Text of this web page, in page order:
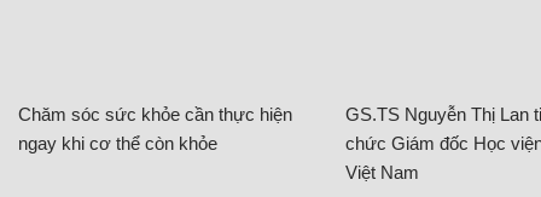
Chăm sóc sức khỏe cần thực hiện
ngay khi cơ thể còn khỏe
GS.TS Nguyễn Thị Lan
chức Giám đốc Học
Việt Nam